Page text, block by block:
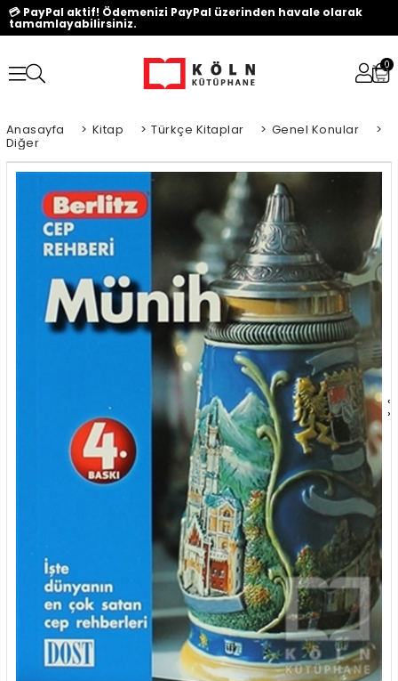
💳 PayPal aktif! Ödemenizi PayPal üzerinden havale olarak
tamamlayabilirsiniz.
0
Anasayfa > Kitap > Türkçe Kitaplar > Genel Konular >
Diğer
‹
›